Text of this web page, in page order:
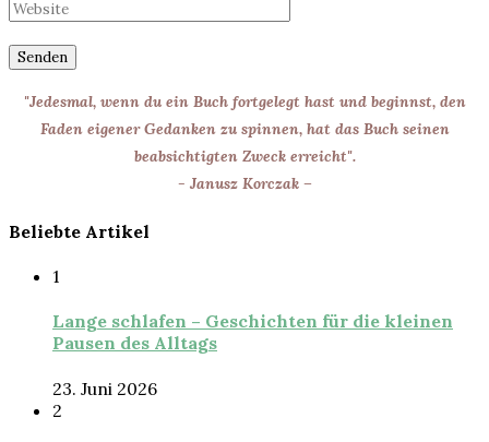
"Jedesmal, wenn du ein Buch fortgelegt hast und beginnst, den
Faden eigener Gedanken zu spinnen, hat das Buch seinen
beabsichtigten Zweck erreicht".
- Janusz Korczak –
Beliebte Artikel
1
Lange schlafen – Geschichten für die kleinen
Pausen des Alltags
23. Juni 2026
2